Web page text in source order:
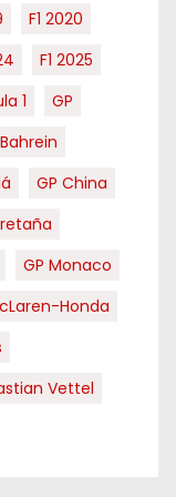
F1 2020
F1 2025
1
GP
GP China
GP Monaco
Honda
Vettel